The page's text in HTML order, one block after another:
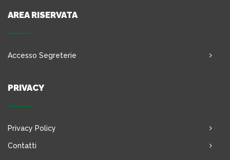
AREA RISERVATA
Accesso Segreterie
PRIVACY
Privacy Policy
Contatti